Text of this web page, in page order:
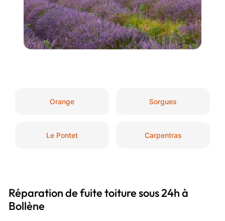
Orange Sorgues
Le Pontet Carpentras
Réparation de fuite toiture sous 24h à
Bollène